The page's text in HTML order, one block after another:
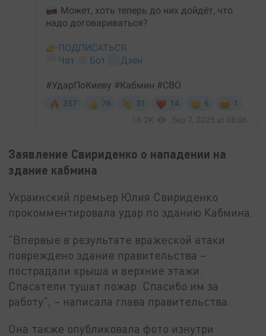
Заявление Свириденко о нападении на
здание кабмина
Украинский премьер Юлия Свириденко
прокомментировала удар по зданию Кабмина.
"Впервые в результате вражеской атаки
повреждено здание правительства –
пострадали крыша и верхние этажи.
Спасатели тушат пожар. Спасибо им за
работу", – написала глава правительства.
Она также опубликовала фото изнутри